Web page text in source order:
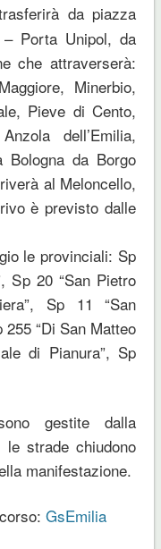
da piazza
Porta Unipol, da
che attraverserà:
Minerbio,
Pieve di Cento,
dell’Emilia,
Bologna da Borgo
al Meloncello,
è previsto dalle
le provinciali: Sp
Sp 20 “San Pietro
Sp 11 “San
255 “Di San Matteo
di Pianura”, Sp
gestite dalla
le strade chiudono
manifestazione.
GsEmilia